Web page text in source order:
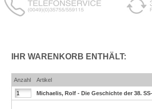
IHR WARENKORB ENTHÄLT:
Anzahl Artikel
Michaelis, Rolf - Die Geschichte der 38.